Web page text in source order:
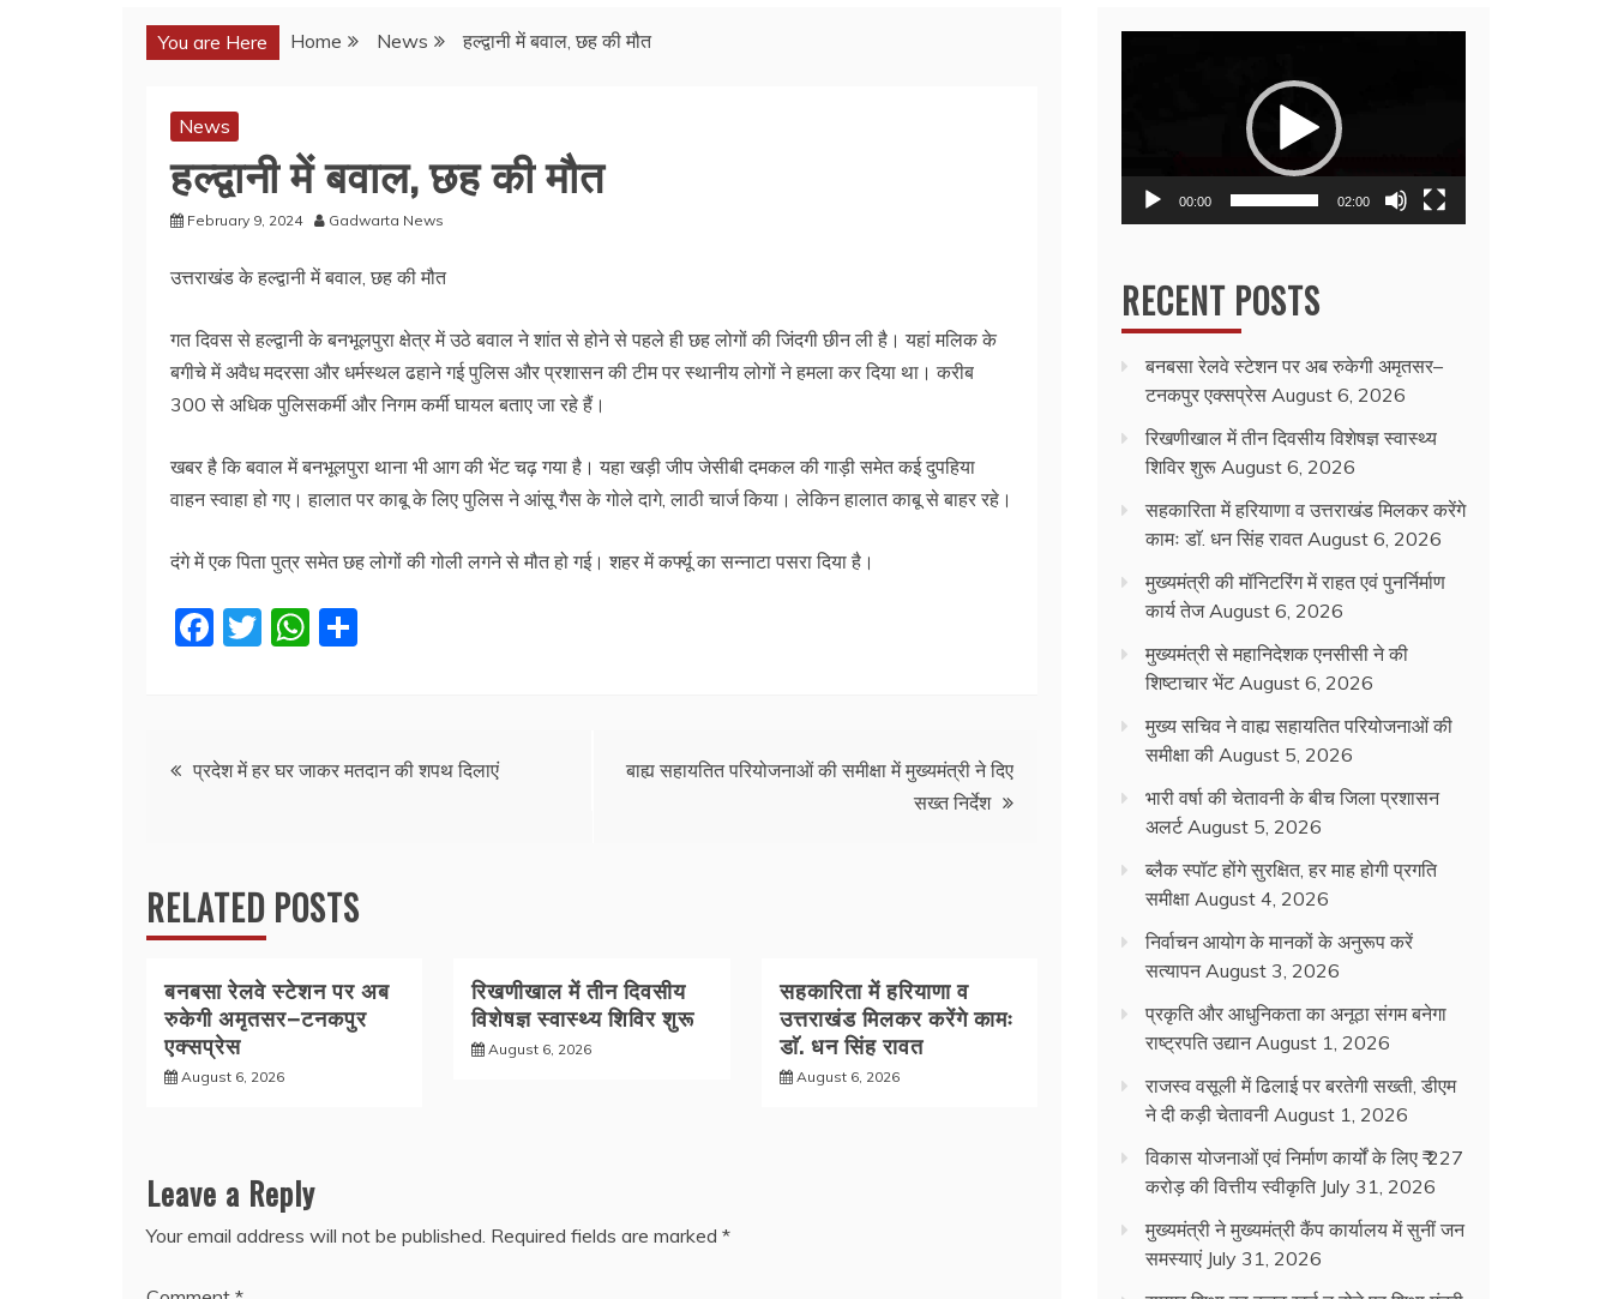
You are Here Home News हल्द्वानी में बवाल, छह की मौत
News
हल्द्वानी में बवाल, छह की मौत
February 9, 2024 Gadwarta News
उत्तराखंड के हल्द्वानी में बवाल, छह की मौत
गत दिवस से हल्द्वानी के बनभूलपुरा क्षेत्र में उठे बवाल ने शांत से होने से पहले ही छह लोगों की जिंदगी छीन ली है। यहां मलिक के
बगीचे में अवैध मदरसा और धर्मस्थल ढहाने गई पुलिस और प्रशासन की टीम पर स्थानीय लोगों ने हमला कर दिया था। करीब
300 से अधिक पुलिसकर्मी और निगम कर्मी घायल बताए जा रहे हैं।
खबर है कि बवाल में बनभूलपुरा थाना भी आग की भेंट चढ़ गया है। यहा खड़ी जीप जेसीबी दमकल की गाड़ी समेत कई दुपहिया
वाहन स्वाहा हो गए। हालात पर काबू के लिए पुलिस ने आंसू गैस के गोले दागे, लाठी चार्ज किया। लेकिन हालात काबू से बाहर रहे।
दंगे में एक पिता पुत्र समेत छह लोगों की गोली लगने से मौत हो गई। शहर में कर्फ्यू का सन्नाटा पसरा दिया है।
F
b
k
T
W
A
Postप्रदेश में हर घर जाकर मतदान की शपथ दिलाएं
बाह्य सहायतित परियोजनाओं की समीक्षा में मुख्यमंत्री ने दिए
सख्त निर्देश
RELATED POSTS
बनबसा रेलवे स्टेशन पर अब
रुकेगी अमृतसर–टनकपुर
एक्सप्रेस
August 6, 2026
रिखणीखाल में तीन दिवसीय
विशेषज्ञ स्वास्थ्य शिविर शुरू
August 6, 2026
सहकारिता में हरियाणा व
उत्तराखंड मिलकर करेंगे कामः
डाॅ. धन सिंह रावत
August 6, 2026
Leave a Reply
Your email address will not be published. Required fields are marked *
00:00 02:00
RECENT POSTS
बनबसा रेलवे स्टेशन पर अब रुकेगी अमृतसर–
टनकपुर एक्सप्रेस August 6, 2026
रिखणीखाल में तीन दिवसीय विशेषज्ञ स्वास्थ्य
शिविर शुरू August 6, 2026
सहकारिता में हरियाणा व उत्तराखंड मिलकर करेंगे
कामः डाॅ. धन सिंह रावत August 6, 2026
मुख्यमंत्री की मॉनिटरिंग में राहत एवं पुनर्निर्माण
कार्य तेज August 6, 2026
मुख्यमंत्री से महानिदेशक एनसीसी ने की
शिष्टाचार भेंट August 6, 2026
मुख्य सचिव ने वाह्य सहायतित परियोजनाओं की
समीक्षा की August 5, 2026
भारी वर्षा की चेतावनी के बीच जिला प्रशासन
अलर्ट August 5, 2026
ब्लैक स्पॉट होंगे सुरक्षित, हर माह होगी प्रगति
समीक्षा August 4, 2026
निर्वाचन आयोग के मानकों के अनुरूप करें
सत्यापन August 3, 2026
प्रकृति और आधुनिकता का अनूठा संगम बनेगा
राष्ट्रपति उद्यान August 1, 2026
राजस्व वसूली में ढिलाई पर बरतेगी सख्ती, डीएम
ने दी कड़ी चेतावनी August 1, 2026
विकास योजनाओं एवं निर्माण कार्यों के लिए ₹ 227
करोड़ की वित्तीय स्वीकृति July 31, 2026
मुख्यमंत्री ने मुख्यमंत्री कैंप कार्यालय में सुनीं जन
समस्याएं July 31, 2026